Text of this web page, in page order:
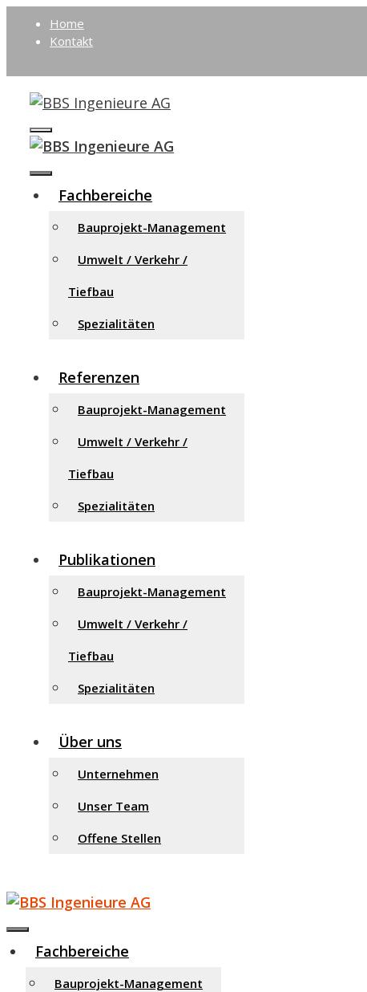
SpringeHome
Kontakt
Menü
Menü
Fachbereiche
Bauprojekt-Management
Umwelt / Verkehr /
Tiefbau
Spezialitäten
Referenzen
Bauprojekt-Management
Umwelt / Verkehr /
Tiefbau
Spezialitäten
Publikationen
Bauprojekt-Management
Umwelt / Verkehr /
Tiefbau
Spezialitäten
Über uns
Unternehmen
Unser Team
Offene Stellen
Menu
Fachbereiche
Bauprojekt-Management